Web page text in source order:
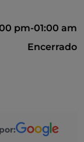
pm-01:00 am
Encerrado